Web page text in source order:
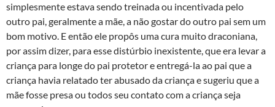
simplesmente estava sendo treinada ou incentivada pelo
outro pai, geralmente a mãe, a não gostar do outro pai sem um
bom motivo. E então ele propôs uma cura muito draconiana,
por assim dizer, para esse distúrbio inexistente, que era levar a
criança para longe do pai protetor e entregá-la ao pai que a
criança havia relatado ter abusado da criança e sugeriu que a
mãe fosse presa ou todos seu contato com a criança seja